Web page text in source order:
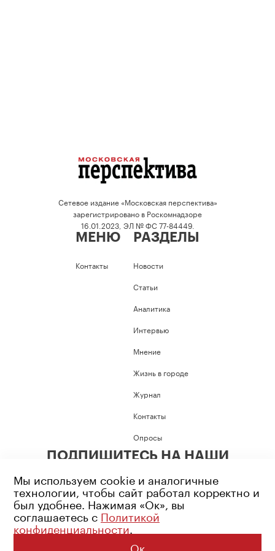
Сетевое издание «Московская перспектива»
зарегистрировано в Роскомнадзоре
16.01.2023, ЭЛ № ФС 77-84449.
МЕНЮ
Контакты
РАЗДЕЛЫ
Новости
Статьи
Аналитика
Интервью
Мнение
Жизнь в городе
Журнал
Контакты
Опросы
ПОДПИШИТЕСЬ НА НАШИ
Возрастное ограничение: 16+
Политика конфиденциальности
Мы используем cookie и аналогичные
технологии, чтобы сайт работал корректно и
был удобнее. Нажимая «Ок», вы
соглашаетесь с Политикой
конфиденциальности.
Ок